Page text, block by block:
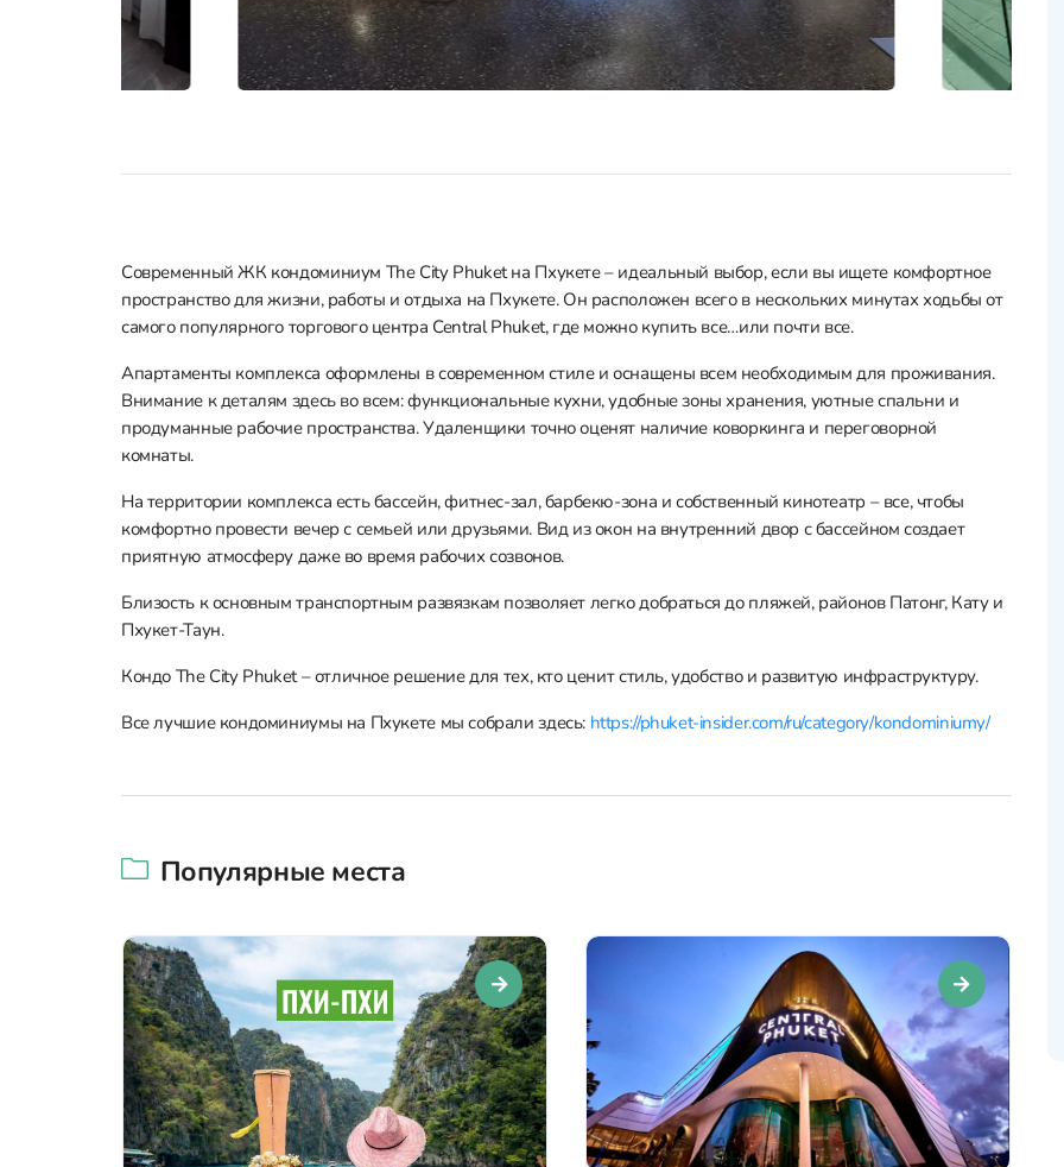
Современный ЖК кондоминиум The City Phuket на Пхукете – идеальный выбор, если вы ищете комфортное
пространство для жизни, работы и отдыха на Пхукете. Он расположен всего в нескольких минутах ходьбы от
самого популярного торгового центра Central Phuket, где можно купить все…или почти все.
Апартаменты комплекса оформлены в современном стиле и оснащены всем необходимым для проживания.
Внимание к деталям здесь во всем: функциональные кухни, удобные зоны хранения, уютные спальни и
продуманные рабочие пространства. Удаленщики точно оценят наличие коворкинга и переговорной
комнаты.
На территории комплекса есть бассейн, фитнес-зал, барбекю-зона и собственный кинотеатр – все, чтобы
комфортно провести вечер с семьей или друзьями. Вид из окон на внутренний двор с бассейном создает
приятную атмосферу даже во время рабочих созвонов.
Близость к основным транспортным развязкам позволяет легко добраться до пляжей, районов Патонг, Кату и
Пхукет-Таун.
Кондо The City Phuket – отличное решение для тех, кто ценит стиль, удобство и развитую инфраструктуру.
Все лучшие кондоминиумы на Пхукете мы собрали здесь: https://phuket-insider.com/ru/category/kondominiumy/
Популярные места